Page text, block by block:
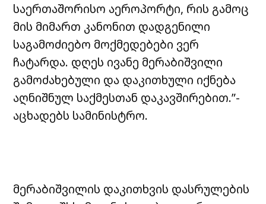
საერთაშორისო აეროპორტი, რის გამოც
მის მიმართ კანონით დადგენილი
საგამოძიებო მოქმედებები ვერ
ჩატარდა. დღეს ივანე მერაბიშვილი
გამოძახებული და დაკითხული იქნება
აღნიშნულ საქმესთან დაკავშირებით.”-
აცხადებს სამინისტრო.
მერაბიშვილის დაკითხვის დასრულების